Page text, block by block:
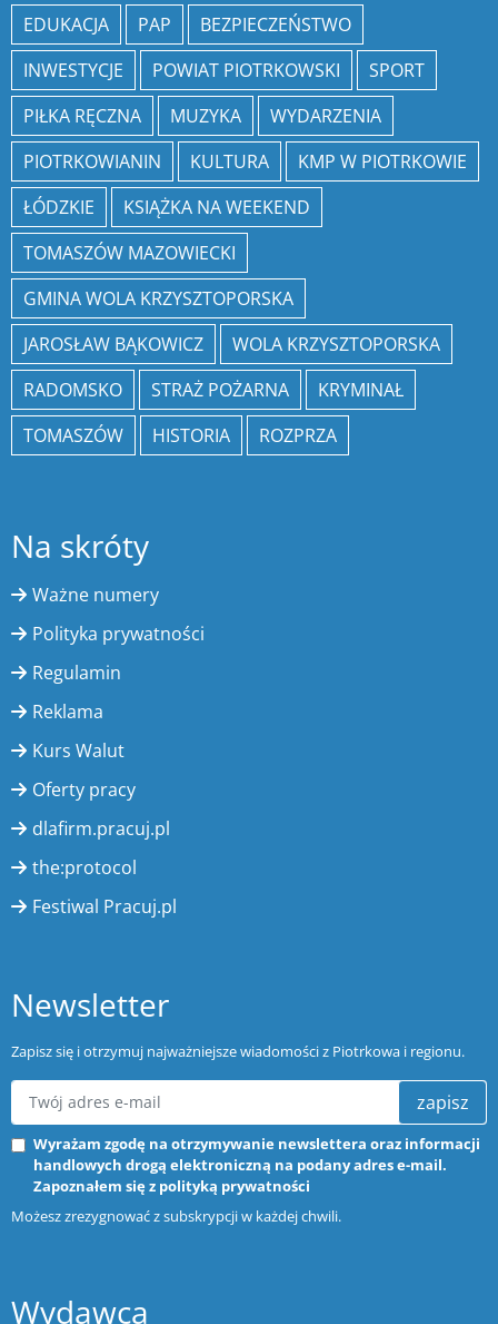
EDUKACJA
PAP
BEZPIECZEŃSTWO
INWESTYCJE
POWIAT PIOTRKOWSKI
SPORT
PIŁKA RĘCZNA
MUZYKA
WYDARZENIA
PIOTRKOWIANIN
KULTURA
KMP W PIOTRKOWIE
ŁÓDZKIE
KSIĄŻKA NA WEEKEND
TOMASZÓW MAZOWIECKI
GMINA WOLA KRZYSZTOPORSKA
JAROSŁAW BĄKOWICZ
WOLA KRZYSZTOPORSKA
RADOMSKO
STRAŻ POŻARNA
KRYMINAŁ
TOMASZÓW
HISTORIA ROZPRZA
Na skróty
Ważne numery
Polityka prywatności
Regulamin
Reklama
Kurs Walut
Oferty pracy
dlafirm.pracuj.pl
the:protocol
Festiwal Pracuj.pl
Newsletter
Zapisz się i otrzymuj najważniejsze wiadomości z Piotrkowa i regionu.
zapisz
Wyrażam zgodę na otrzymywanie newslettera oraz informacji
handlowych drogą elektroniczną na podany adres e-mail.
Zapoznałem się z polityką prywatności
Możesz zrezygnować z subskrypcji w każdej chwili.
Wydawca